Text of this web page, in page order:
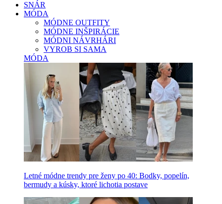
SNÁR
MÓDA
MÓDNE OUTFITY
MÓDNE INŠPIRÁCIE
MÓDNI NÁVRHÁRI
VYROB SI SAMA
MÓDA
Letné módne trendy pre ženy po 40: Bodky, popelín,
bermudy a kúsky, ktoré lichotia postave